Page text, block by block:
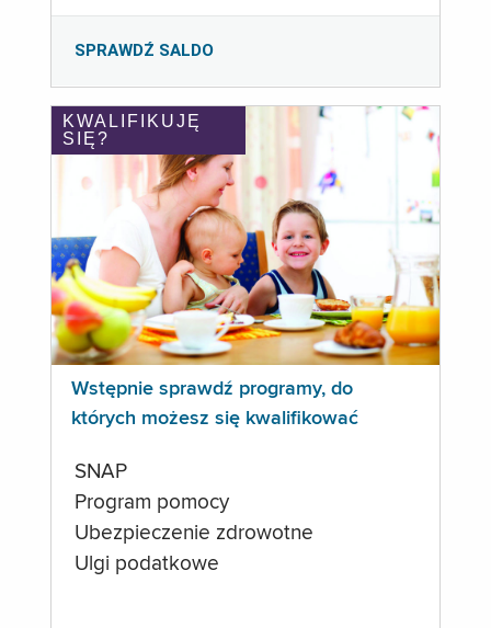
SPRAWDŹ SALDO
KWALIFIKUJĘ
SIĘ?
Wstępnie sprawdź programy, do
których możesz się kwalifikować
SNAP
Program pomocy
Ubezpieczenie zdrowotne
Ulgi podatkowe